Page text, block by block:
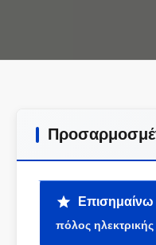
Επισημαίνω
πόλος